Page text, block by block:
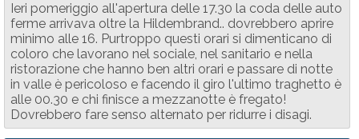
Ieri pomeriggio all'apertura delle 17.30 la coda delle auto
ferme arrivava oltre la Hildembrand.. dovrebbero aprire
minimo alle 16. Purtroppo questi orari si dimenticano di
coloro che lavorano nel sociale, nel sanitario e nella
ristorazione che hanno ben altri orari e passare di notte
in valle è pericoloso e facendo il giro l'ultimo traghetto è
alle 00.30 e chi finisce a mezzanotte è fregato!
Dovrebbero fare senso alternato per ridurre i disagi.